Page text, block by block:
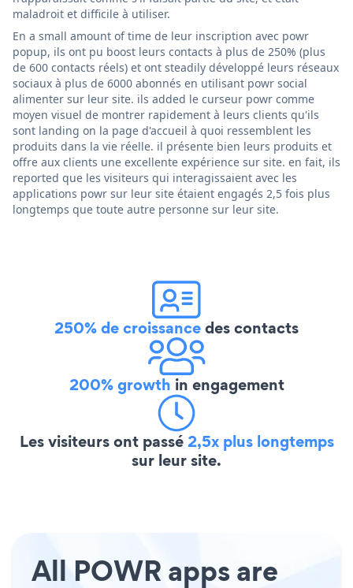
maladroit et difficile à utiliser.
En a small amount of time de leur inscription avec powr
popup, ils ont pu boost leurs contacts à plus de 250% (plus
de 600 contacts réels) et ont steadily développé leurs réseaux
sociaux à plus de 6000 abonnés en utilisant powr social
alimenter sur leur site. ils added le curseur powr comme
moyen visuel de montrer rapidement à leurs clients qu'ils
sont landing on la page d'accueil à quoi ressemblent les
produits dans la vie réelle. il présente bien leurs produits et
offre aux clients une excellente expérience sur site. en fait, ils
reported que les visiteurs qui interagissaient avec les
applications powr sur leur site étaient engagés 2,5 fois plus
longtemps que toute autre personne sur leur site.
250% de croissancedes contacts
200% growth in engagement
Les visiteurs ont passé2,5x plus longtemps
sur leur site.
All POWR apps are